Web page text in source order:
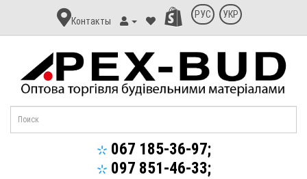
Контакт
Апекс-
Контакты
РУС УКР
067 185-36-97;
097 851-46-33;